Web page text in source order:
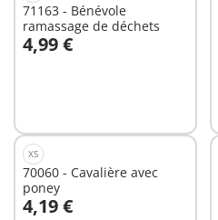
71163 - Bénévole
ramassage de déchets
4,99 €
XS
70060 - Cavalière avec
poney
4,19 €